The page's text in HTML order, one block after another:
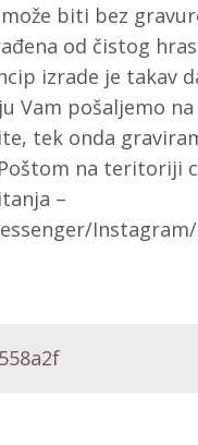
biti bez
od čistog
izrade je takav
Vam pošaljemo
tek onda
na teritoriji
–
Instagram/